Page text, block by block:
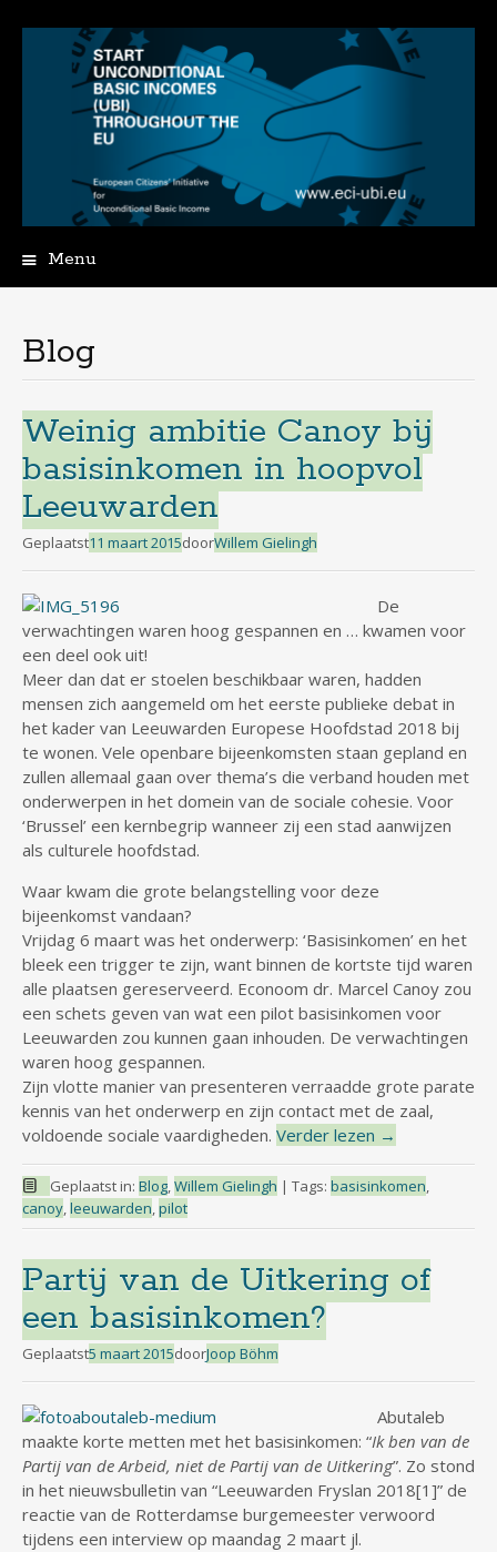
Menu
inhoud
Blog
Weinig ambitie Canoy bij
basisinkomen in hoopvol
Leeuwarden
Geplaatst11 maart 2015doorWillem Gielingh
De
verwachtingen waren hoog gespannen en … kwamen voor
een deel ook uit!
Meer dan dat er stoelen beschikbaar waren, hadden
mensen zich aangemeld om het eerste publieke debat in
het kader van Leeuwarden Europese Hoofdstad 2018 bij
te wonen. Vele openbare bijeenkomsten staan gepland en
zullen allemaal gaan over thema’s die verband houden met
onderwerpen in het domein van de sociale cohesie. Voor
‘Brussel’ een kernbegrip wanneer zij een stad aanwijzen
als culturele hoofdstad.
Waar kwam die grote belangstelling voor deze
bijeenkomst vandaan?
Vrijdag 6 maart was het onderwerp: ‘Basisinkomen’ en het
bleek een trigger te zijn, want binnen de kortste tijd waren
alle plaatsen gereserveerd. Econoom dr. Marcel Canoy zou
een schets geven van wat een pilot basisinkomen voor
Leeuwarden zou kunnen gaan inhouden. De verwachtingen
waren hoog gespannen.
Zijn vlotte manier van presenteren verraadde grote parate
kennis van het onderwerp en zijn contact met de zaal,
voldoende sociale vaardigheden. Verder lezen →
Geplaatst in: Blog,Willem Gielingh | Tags: basisinkomen,
canoy,leeuwarden,pilot
Partij van de Uitkering of
een basisinkomen?
Geplaatst5 maart 2015doorJoop Böhm
Abutaleb
maakte korte metten met het basisinkomen: “Ik ben van de
Partij van de Arbeid, niet de Partij van de Uitkering”. Zo stond
in het nieuwsbulletin van “Leeuwarden Fryslan 2018[1]” de
reactie van de Rotterdamse burgemeester verwoord
tijdens een interview op maandag 2 maart jl.